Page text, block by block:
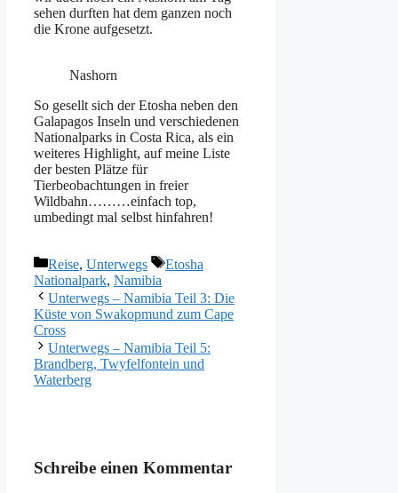
sehen durften hat dem ganzen noch
die Krone aufgesetzt.
Nashorn
So gesellt sich der Etosha neben den
Galapagos Inseln und verschiedenen
Nationalparks in Costa Rica, als ein
weiteres Highlight, auf meine Liste
der besten Plätze für
Tierbeobachtungen in freier
Wildbahn………einfach top,
umbedingt mal selbst hinfahren!
Kategorien
Reise, Unterwegs Schlagwörter
Etosha
Nationalpark, Namibia
Unterwegs – Namibia Teil 3: Die
Küste von Swakopmund zum Cape
Cross
Unterwegs – Namibia Teil 5:
Brandberg, Twyfelfontein und
Waterberg
Schreibe einen Kommentar